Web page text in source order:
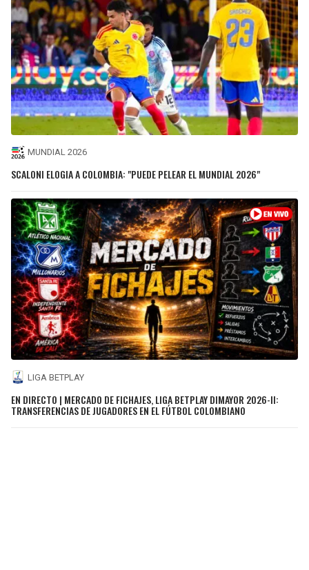
MUNDIAL 2026
SCALONI ELOGIA A COLOMBIA: "PUEDE PELEAR EL MUNDIAL 2026"
LIGA BETPLAY
EN DIRECTO | MERCADO DE FICHAJES, LIGA BETPLAY DIMAYOR 2026-II:
TRANSFERENCIAS DE JUGADORES EN EL FÚTBOL COLOMBIANO